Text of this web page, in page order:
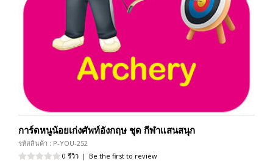
การ์ดหนูน้อยเก่งศัพท์อังกฤษ ชุด กีฬาแสนสนุก
รหัสสินค้า : P-YOU-252
0 รีวิว | Be the first to review